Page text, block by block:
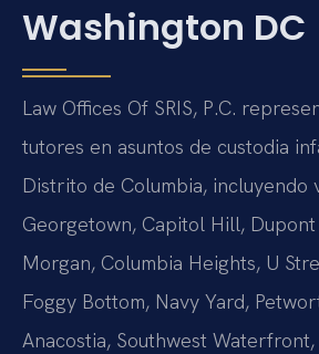
Washington DC
Law Offices Of SRIS, P.C.
tutores en asuntos de custodia
Distrito de Columbia, incluyendo
Georgetown, Capitol Hill, Dupont
Morgan, Columbia Heights, U
Foggy Bottom, Navy Yard,
Anacostia, Southwest